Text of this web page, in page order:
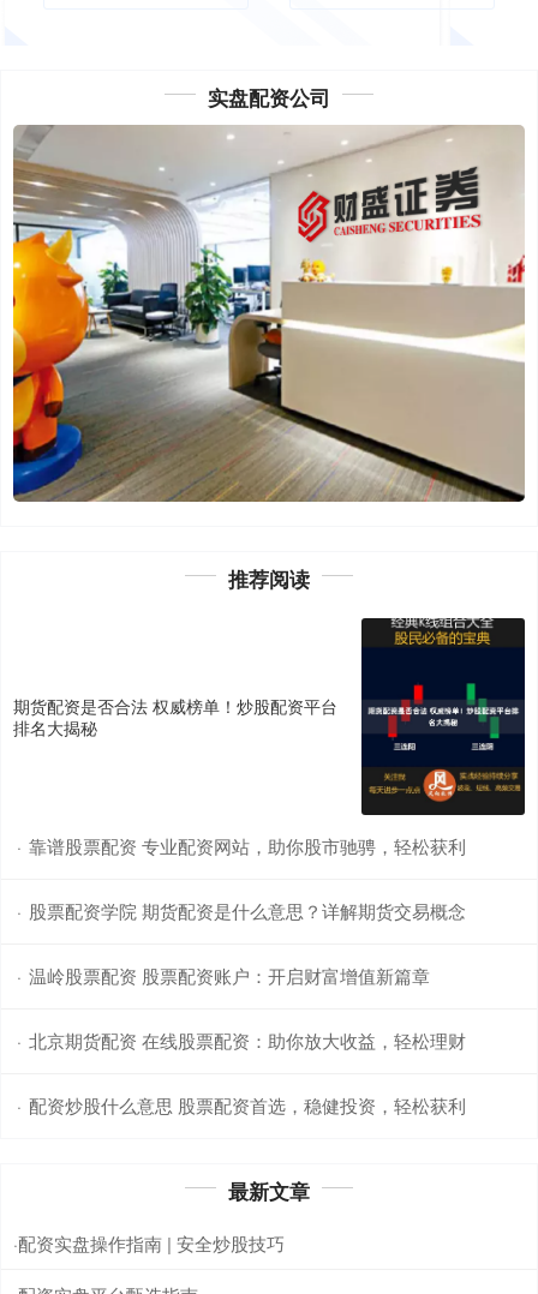
实盘配资公司
推荐阅读
期货配资是否合法 权威榜单！炒股配资平台
排名大揭秘
· 靠谱股票配资 专业配资网站，助你股市驰骋，轻松获利
· 股票配资学院 期货配资是什么意思？详解期货交易概念
· 温岭股票配资 股票配资账户：开启财富增值新篇章
· 北京期货配资 在线股票配资：助你放大收益，轻松理财
· 配资炒股什么意思 股票配资首选，稳健投资，轻松获利
最新文章
·配资实盘操作指南 | 安全炒股技巧